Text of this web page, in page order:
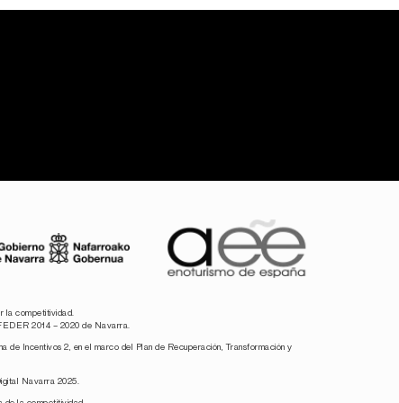
la competitividad.
2014 – 2020 de Navarra.
de Incentivos 2, en el marco del Plan de Recuperación, Transformación y
Navarra 2025.